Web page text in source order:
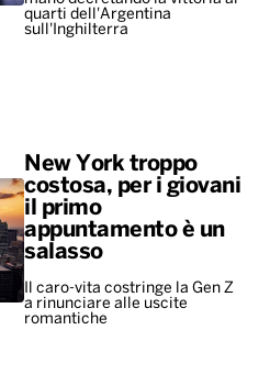
quarti dell'Argentina
sull'Inghilterra
New York troppo
costosa, per i giovani
il primo
appuntamento è un
salasso
Il caro-vita costringe la Gen Z
a rinunciare alle uscite
romantiche